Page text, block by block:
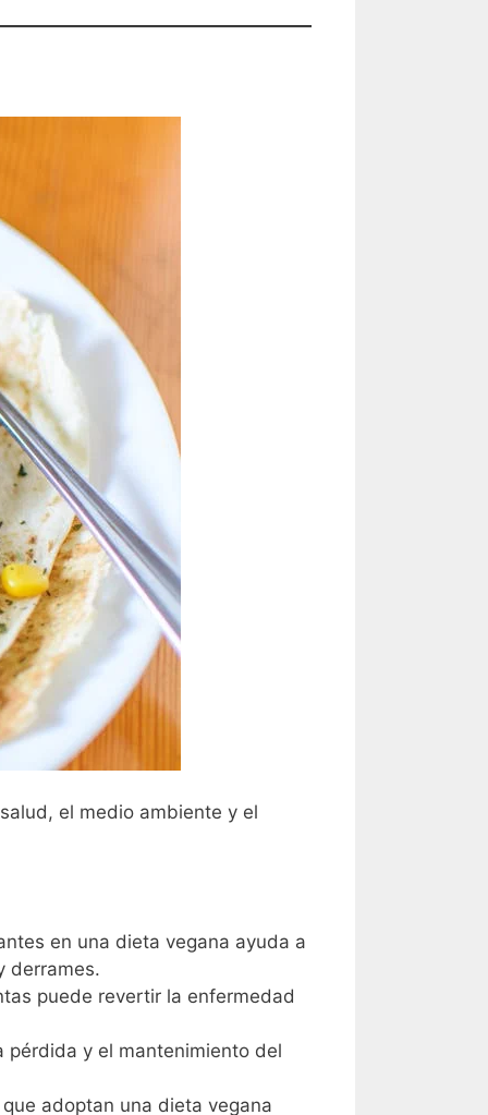
el medio ambiente y el
en una dieta vegana ayuda a
derrames.
puede revertir la enfermedad
y el mantenimiento del
adoptan una dieta vegana